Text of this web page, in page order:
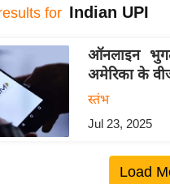
for Indian UPI
ऑनलाइन
अमेरिका के
स्तंभ
Jul 23, 2025
Load